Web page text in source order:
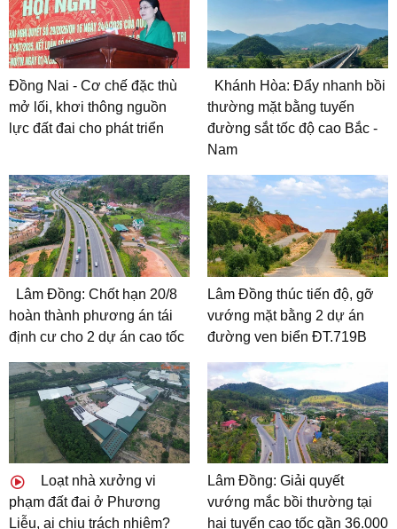
Đồng Nai - Cơ chế đặc thù
mở lối, khơi thông nguồn
lực đất đai cho phát triển
Khánh Hòa: Đẩy nhanh bồi
thường mặt bằng tuyến
đường sắt tốc độ cao Bắc -
Nam
Lâm Đồng: Chốt hạn 20/8
hoàn thành phương án tái
định cư cho 2 dự án cao tốc
Lâm Đồng thúc tiến độ, gỡ
vướng mặt bằng 2 dự án
đường ven biển ĐT.719B
Loạt nhà xưởng vi
phạm đất đai ở Phương
Liễu, ai chịu trách nhiệm?
Lâm Đồng: Giải quyết
vướng mắc bồi thường tại
hai tuyến cao tốc gần 36.000